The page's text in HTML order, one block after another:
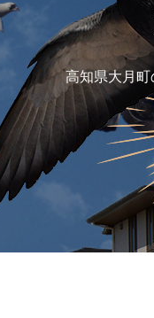
高知県大月